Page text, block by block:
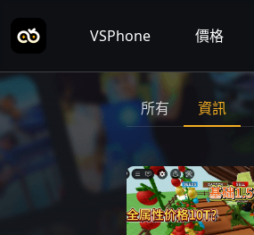
VSPhone 價格
所有 資訊